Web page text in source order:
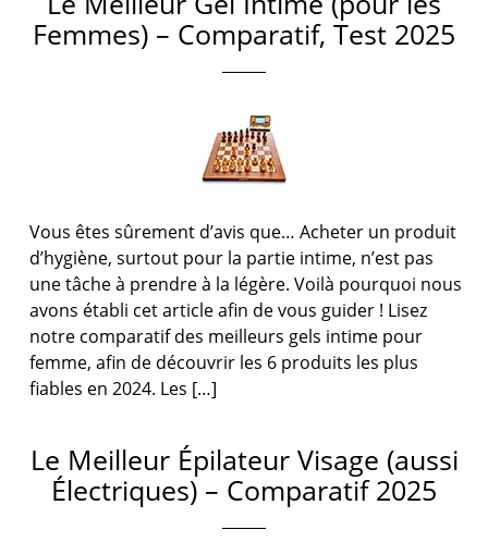
Femmes) – Comparatif, Test 2025
Vous êtes sûrement d’avis que… Acheter un produit
d’hygiène, surtout pour la partie intime, n’est pas
une tâche à prendre à la légère. Voilà pourquoi nous
avons établi cet article afin de vous guider ! Lisez
notre comparatif des meilleurs gels intime pour
femme, afin de découvrir les 6 produits les plus
fiables en 2024. Les […]
Le Meilleur Épilateur Visage (aussi
Électriques) – Comparatif 2025